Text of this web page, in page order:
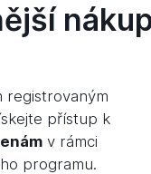
Videa
registrovaným
přístup k
v rámci
programu.